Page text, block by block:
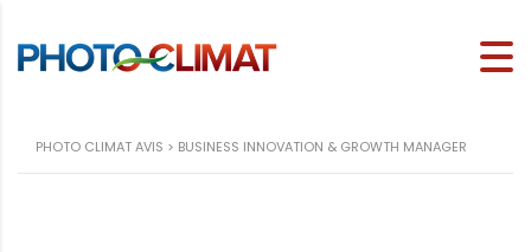
PHOTO CLIMAT AVIS > BUSINESS INNOVATION & GROWTH MANAGER